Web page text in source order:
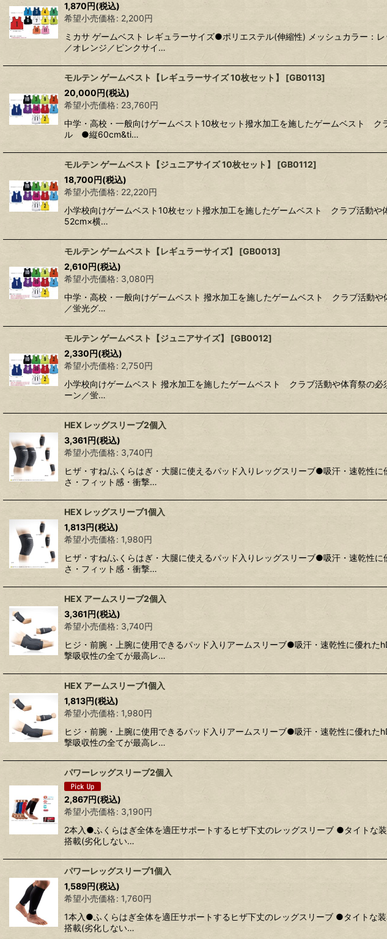
1,870円(税込)
希望小売価格: 2,200円
ミカサ ゲームベスト レギュラーサイズ●ポリエステル(伸縮性) メッシュカラー：
／オレンジ／ピンクサイ…
モルテン ゲームベスト【レギュラーサイズ 10枚セット】 [GB0113]
20,000円(税込)
希望小売価格: 23,760円
中学・高校・一般向けゲームベスト10枚セット撥水加工を施したゲームベスト
ル ●縦60cm&ti…
モルテン ゲームベスト【ジュニアサイズ 10枚セット】 [GB0112]
18,700円(税込)
希望小売価格: 22,220円
小学校向けゲームベスト10枚セット撥水加工を施したゲームベスト クラブ活動
52cm×横…
モルテン ゲームベスト【レギュラーサイズ】 [GB0013]
2,610円(税込)
希望小売価格: 3,080円
中学・高校・一般向けゲームベスト 撥水加工を施したゲームベスト クラブ活
／蛍光グ…
モルテン ゲームベスト【ジュニアサイズ】 [GB0012]
2,330円(税込)
希望小売価格: 2,750円
小学校向けゲームベスト 撥水加工を施したゲームベスト クラブ活動や体育祭
ーン／蛍…
HEX レッグスリーブ2個入
3,361円(税込)
希望小売価格: 3,740円
ヒザ・すね/ふくらはぎ・大腿に使えるパッド入りレッグスリーブ●吸汗・速乾性
さ・フィット感・衝撃…
HEX レッグスリーブ1個入
1,813円(税込)
希望小売価格: 1,980円
ヒザ・すね/ふくらはぎ・大腿に使えるパッド入りレッグスリーブ●吸汗・速乾性
さ・フィット感・衝撃…
HEX アームスリーブ2個入
3,361円(税込)
希望小売価格: 3,740円
ヒジ・前腕・上腕に使用できるパッド入りアームスリーブ●吸汗・速乾性に優れ
撃吸収性の全てが最高レ…
HEX アームスリーブ1個入
1,813円(税込)
希望小売価格: 1,980円
ヒジ・前腕・上腕に使用できるパッド入りアームスリーブ●吸汗・速乾性に優れ
撃吸収性の全てが最高レ…
パワーレッグスリーブ2個入
2,867円(税込)
希望小売価格: 3,190円
2本入●ふくらはぎ全体を適圧サポートするヒザ下丈のレッグスリーブ ●タイト
搭載(劣化しない…
パワーレッグスリーブ1個入
1,589円(税込)
希望小売価格: 1,760円
1本入●ふくらはぎ全体を適圧サポートするヒザ下丈のレッグスリーブ ●タイト
搭載(劣化しない…